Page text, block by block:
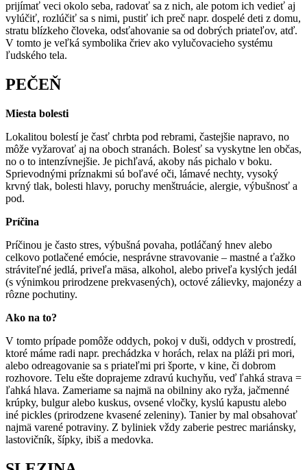
prijímať veci okolo seba, radovať sa z nich, ale potom ich vedieť aj
vylúčiť, rozlúčiť sa s nimi, pustiť ich preč napr. dospelé deti z domu,
stratu blízkeho človeka, odsťahovanie sa od dobrých priateľov, atď.
V tomto je veľká symbolika čriev ako vylučovacieho systému
ľudského tela.
PEČEŇ
Miesta bolesti
Lokalitou bolestí je časť chrbta pod rebrami, častejšie napravo, no
môže vyžarovať aj na oboch stranách. Bolesť sa vyskytne len občas,
no o to intenzívnejšie. Je pichľavá, akoby nás pichalo v boku.
Sprievodnými príznakmi sú boľavé oči, lámavé nechty, vysoký
krvný tlak, bolesti hlavy, poruchy menštruácie, alergie, výbušnosť a
pod.
Príčina
Príčinou je často stres, výbušná povaha, potláčaný hnev alebo
celkovo potlačené emócie, nesprávne stravovanie – mastné a ťažko
stráviteľné jedlá, priveľa mäsa, alkohol, alebo priveľa kyslých jedál
(s výnimkou prirodzene prekvasených), octové zálievky, majonézy a
rôzne pochutiny.
Ako na to?
V tomto prípade pomôže oddych, pokoj v duši, oddych v prostredí,
ktoré máme radi napr. prechádzka v horách, relax na pláži pri mori,
alebo odreagovanie sa s priateľmi pri športe, v kine, či dobrom
rozhovore. Telu ešte doprajeme zdravú kuchyňu, veď ľahká strava =
ľahká hlava. Zameriame sa najmä na obilniny ako ryža, jačmenné
krúpky, bulgur alebo kuskus, ovsené vločky, kyslú kapustu alebo
iné pickles (prirodzene kvasené zeleniny). Tanier by mal obsahovať
najmä varené potraviny. Z byliniek vždy zaberie pestrec mariánsky,
lastovičník, šípky, ibiš a medovka.